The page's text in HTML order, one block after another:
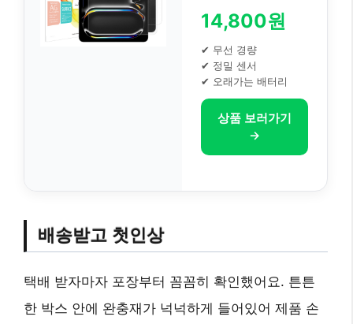
14,800원
✔ 무선 경량
✔ 정밀 센서
✔ 오래가는 배터리
상품 보러가기
→
배송받고 첫인상
택배 받자마자 포장부터 꼼꼼히 확인했어요. 튼튼
한 박스 안에 완충재가 넉넉하게 들어있어 제품 손